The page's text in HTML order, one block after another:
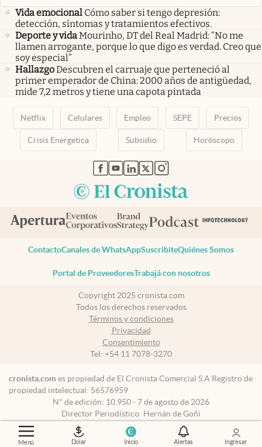
Menú Dolar Inicio Alertas Ingresar
Vida emocional Cómo saber si tengo depresión:
detección, síntomas y tratamientos efectivos.
Deporte y vidaMourinho, DT del Real Madrid: “No me
llamen arrogante, porque lo que digo es verdad. Creo que
soy especial”
HallazgoDescubren el carruaje que perteneció al
primer emperador de China: 2000 años de antigüedad,
mide 7,2 metros y tiene una capota pintada
Netflix Celulares Empleo SEPE Precios
Crisis Energetica Subsidio Horóscopo
abre en nueva pestaña
abre en nueva pestaña
abre en nueva pestaña
abre en nueva pestaña
abre en nueva pestaña
ContactoCanales de WhatsAppSuscribiteQuiénes Somos
Portal de ProveedoresTrabajá con nosotros
Copyright 2025 cronista.com
Todos los derechos reservados
Términos y condiciones
Privacidad
Consentimiento
Tel: +54 11 7078-3270
cronista.com es propiedad de El Cronista Comercial S.A Registro de
propiedad intelectual: 56576959
N° de edición: 10.950 - 7 de agosto de 2026
Director Periodístico: Hernán de Goñi